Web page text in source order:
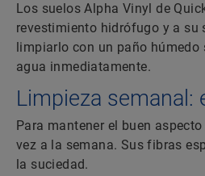
Los suelos Alpha Vinyl de
revestimiento hidrófugo y a su
limpiarlo con un paño húmedo
agua inmediatamente.
Limpieza semanal:
Para mantener el buen
vez a la semana. Sus fibras
la suciedad.